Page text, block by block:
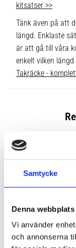
Samtycke
Denna
Vi använder
och annonserna
kitsatser >>
Tänk även på att
längd. Enklaste
är att gå till våra
enkelt vilken
Takräcke -
THULE FIXPOINT